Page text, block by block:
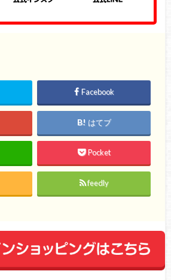
Facebook
はてブ
Pocket
feedly